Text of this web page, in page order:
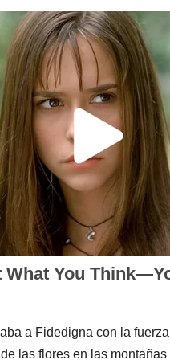
a Fidedigna con la
las flores en las